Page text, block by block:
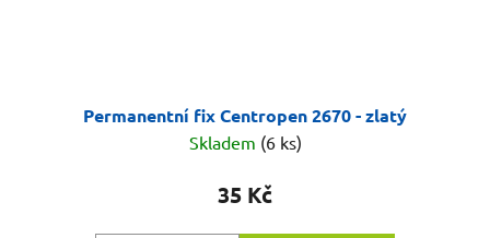
Permanentní fix Centropen 2670 - zlatý
Skladem (6 ks)
35 Kč